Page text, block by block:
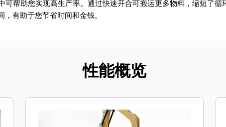
可帮助您实现高生产率。通过快速开合可搬运更多物料，缩短了循
有助于您节省时间和金钱。
性能概览